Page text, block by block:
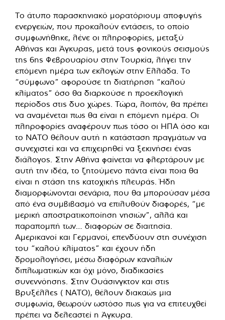
Το άτυπο παρασκηνιακό μορατόριουμ αποφυγής
ενεργειών, που προκαλούν εντάσεις, το οποίο
συμφωνήθηκε, λένε οι πληροφορίες, μεταξύ
Αθήνας και Άγκυρας, μετά τους φονικούς σεισμούς
της 6ης Φεβρουαρίου στην Τουρκία, λήγει την
επόμενη ημέρα των εκλογών στην Ελλάδα. Το
“σύμφωνο” αφορούσε τη διατήρηση “καλού
κλίματος” όσο θα διαρκούσε η προεκλογική
περίοδος στις δυο χώρες. Τώρα, λοιπόν, θα πρέπει
να αναμένεται πως θα είναι η επόμενη ημέρα. Οι
πληροφορίες αναφέρουν πως τόσο οι ΗΠΑ όσο και
το ΝΑΤΟ θέλουν αυτή η κατάσταση πραγμάτων να
συνεχιστεί και να επιχειρηθεί να ξεκινήσει ένας
διάλογος. Στην Αθήνα φαίνεται να φλερτάρουν με
αυτή την ιδέα, το ζητούμενο πάντα είναι ποια θα
είναι η στάση της κατοχικής πλευράς. Ήδη
διαμορφώνονται σενάρια, που θα μπορούσαν μέσα
από ένα συμβιβασμό να επιλυθούν διαφορές, “με
μερική αποστρατικοποίηση νησιών”, αλλά και
παραπομπή των… διαφορών σε διαιτησία.
Αμερικανοί και Γερμανοί, επενδύουν στη συνέχιση
του “καλού κλίματος” και έχουν ήδη
δρομολογήσει, μέσω διαφόρων καναλιών
διπλωματικών και όχι μόνο, διαδικασίες
συνεννόησης. Στην Ουάσινγκτον και στις
Βρυξέλλες ( ΝΑΤΟ), θέλουν διακαώς μια
συμφωνία, θεωρούν ωστόσο πως για να επιτευχθεί
πρέπει να δελεαστεί η Άγκυρα.